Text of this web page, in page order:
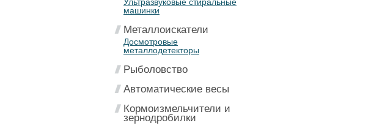
машинки
Металлоискатели
Досмотровые
металлодетекторы
Рыболовство
Автоматические весы
Кормоизмельчители и
зернодробилки